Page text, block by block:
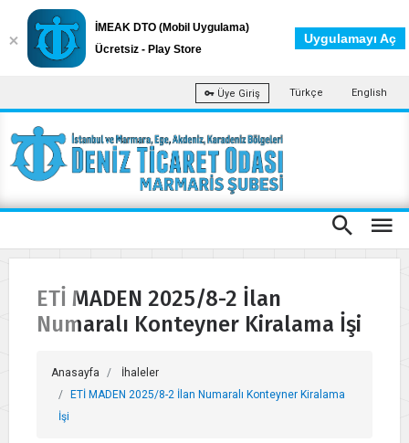
Üye Giriş Türkçe English
ETİ MADEN 2025/8-2 İlan
Numaralı Konteyner Kiralama İşi
Anasayfa
İhaleler
ETİ MADEN 2025/8-2 İlan Numaralı Konteyner Kiralama
İşi
İMEAK DTO (Mobil Uygulama)
Ücretsiz - Play Store
Uygulamayı Aç